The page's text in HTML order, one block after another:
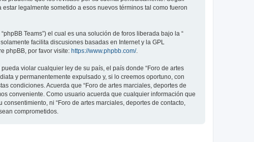
legalmente sometido a esos nuevos términos tal como fueron
Teams”) el cual es una solución de foros liberada bajo la “
facilita discusiones basadas en Internet y la GPL
phpBB, por favor visite: https://www.phpbb.com/.
violar cualquier ley de su país, el país donde “Foro de artes
y permanentemente expulsado y, si lo creemos oportuno, con
condiciones. Acuerda que “Foro de artes marciales, deportes de
conveniente. Como usuario acuerda que cualquier información que
ni “Foro de artes marciales, deportes de contacto,
comprometidos.